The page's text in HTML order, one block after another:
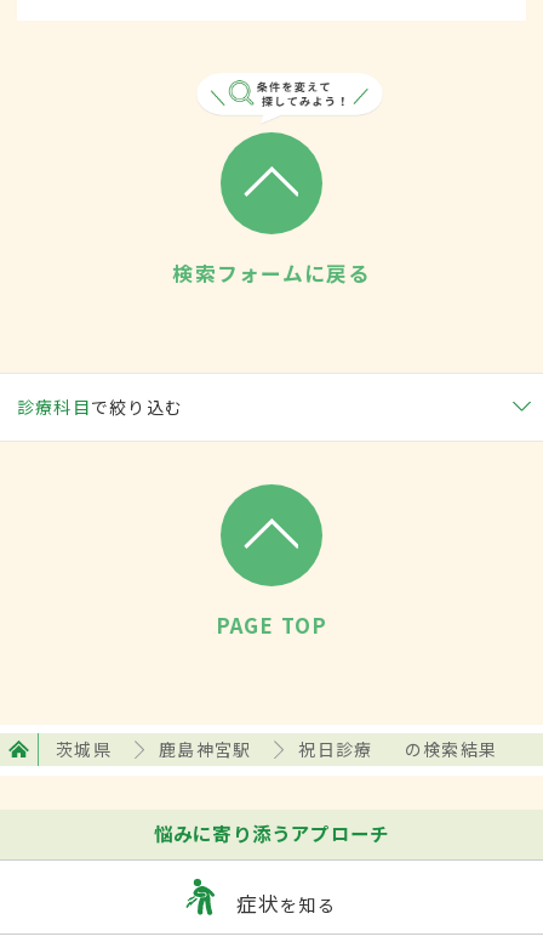
検索フォームに戻る
診療科目で絞り込む
PAGE TOP
茨城県 鹿島神宮駅 祝日診療 の検索結果
悩みに寄り添うアプローチ
症状を知る